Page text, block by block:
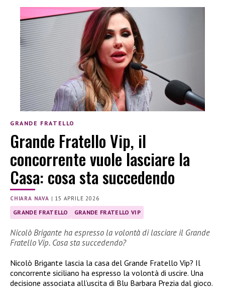
GRANDE FRATELLO
Grande Fratello Vip, il
concorrente vuole lasciare la
Casa: cosa sta succedendo
CHIARA NAVA | 15 APRILE 2026
GRANDE FRATELLO GRANDE FRATELLO VIP
Nicolò Brigante ha espresso la volontà di lasciare il Grande
Fratello Vip. Cosa sta succedendo?
Nicolò Brigante lascia la casa del Grande Fratello Vip? Il
concorrente siciliano ha espresso la volontà di uscire. Una
decisione associata all’uscita di Blu Barbara Prezia dal gioco.